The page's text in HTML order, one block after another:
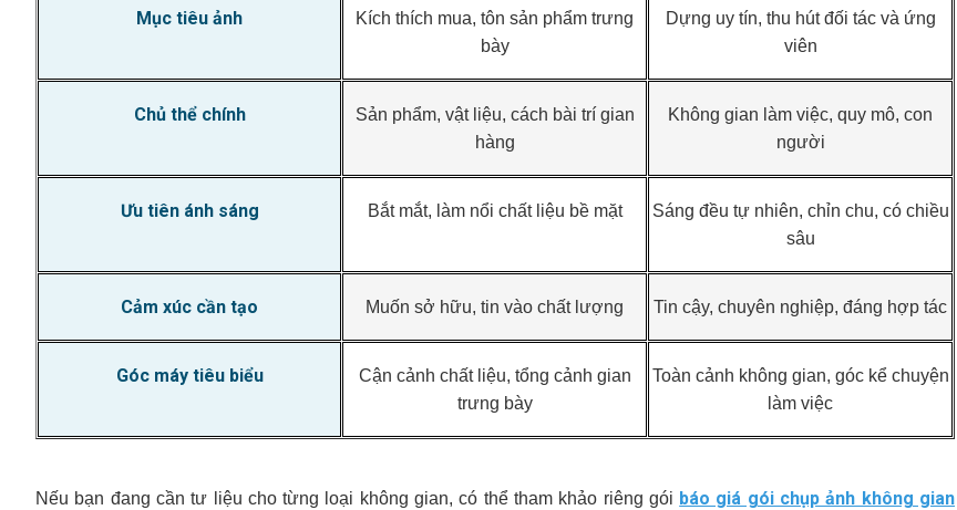
Mục tiêu ảnh
Kích thích mua, tôn sản phẩm trưng
bày
Dựng uy tín, thu hút đối tác và ứng
viên
Chủ thể chính
Sản phẩm, vật liệu, cách bài trí gian
hàng
Không gian làm việc, quy mô, con
người
Ưu tiên ánh sáng Bắt mắt, làm nổi chất liệu bề mặt
Sáng đều tự nhiên, chỉn chu, có chiều
sâu
Cảm xúc cần tạo Muốn sở hữu, tin vào chất lượng Tin cậy, chuyên nghiệp, đáng hợp tác
Góc máy tiêu biểu
Cận cảnh chất liệu, tổng cảnh gian
trưng bày
Toàn cảnh không gian, góc kể chuyện
làm việc
Nếu bạn đang cần tư liệu cho từng loại không gian, có thể tham khảo riêng gói báo giá gói chụp ảnh không gian